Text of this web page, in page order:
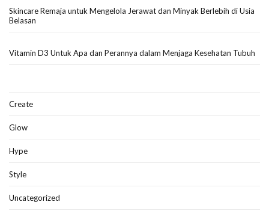
Skincare Remaja untuk Mengelola Jerawat dan Minyak Berlebih di Usia
Belasan
Vitamin D3 Untuk Apa dan Perannya dalam Menjaga Kesehatan Tubuh
Create
Glow
Hype
Style
Uncategorized